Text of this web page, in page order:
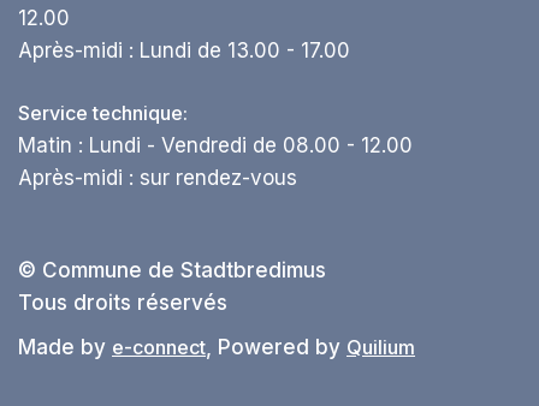
12.00
Après-midi : Lundi de 13.00 - 17.00
Service technique:
Matin : Lundi - Vendredi de 08.00 - 12.00
Après-midi : sur rendez-vous
© Commune de Stadtbredimus
Tous droits réservés
Made by e-connect, Powered by Quilium